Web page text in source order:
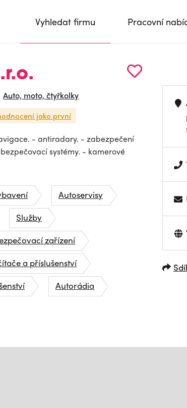
Vyhledat firmu Pracovní
Auto, moto, čtyřkolky
jako první
- antiradary. - zabezpečení
systémy. - kamerové
Autoservisy
Služby
zařízení
a příslušenství
Autorádia